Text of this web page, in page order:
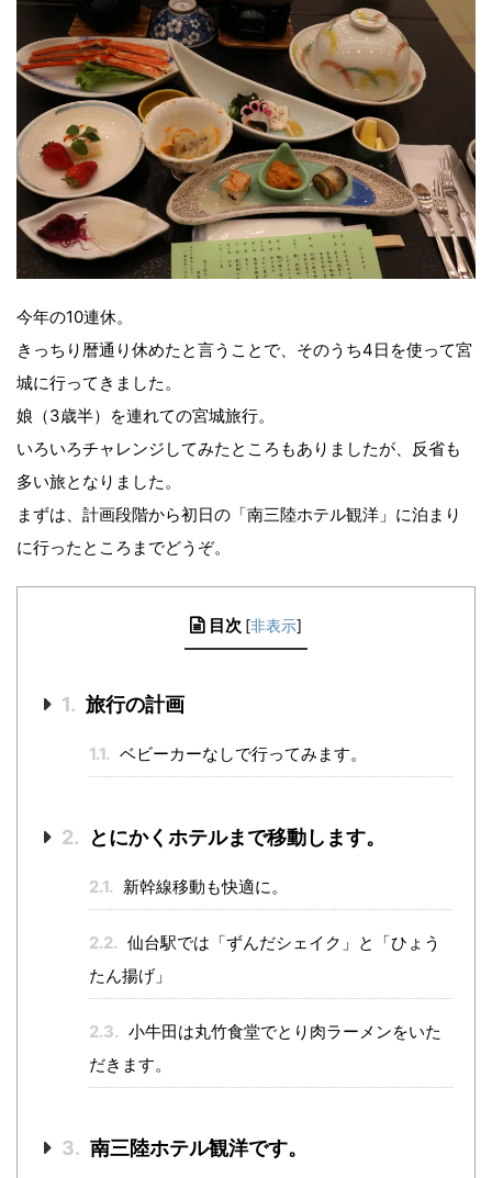
今年の10連休。
きっちり暦通り休めたと言うことで、そのうち4日を使って宮
城に行ってきました。
娘（3歳半）を連れての宮城旅行。
いろいろチャレンジしてみたところもありましたが、反省も
多い旅となりました。
まずは、計画段階から初日の「南三陸ホテル観洋」に泊まり
に行ったところまでどうぞ。
目次 [非表示]
1. 旅行の計画
1.1. ベビーカーなしで行ってみます。
2. とにかくホテルまで移動します。
2.1. 新幹線移動も快適に。
2.2. 仙台駅では「ずんだシェイク」と「ひょう
たん揚げ」
2.3. 小牛田は丸竹食堂でとり肉ラーメンをいた
だきます。
3. 南三陸ホテル観洋です。